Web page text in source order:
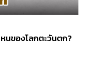
นของโลกตะวันตก?